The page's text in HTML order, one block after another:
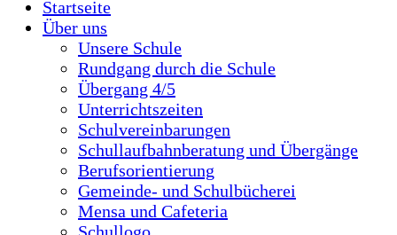
Berufsorientierung
Gemeinde- und Schulbücherei
Mensa und Cafeteria
Schullogo
Schulgemeinschaft
Schulleitung und Sekretariat
Kollegium
Hausmeister
Sozialarbeit und Sozialpädagogik
Suchtprävention
Jugendmedienschutz